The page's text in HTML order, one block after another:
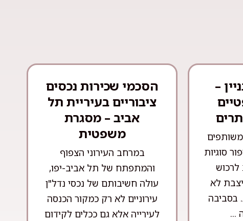
–
משותפים
סוגיות
לרכוש
לא
בסביבה
...
הסכמי שכירות נכסים
ציבוריים בעיריית תל
אביב – מסגרת
משפטית
במרחב העירוני הצפוף
והמתפתח של תל אביב-יפו,
עולה חשיבותם של נכסי נדל"ן
עירוניים לא רק כמקור הכנסה
לעירייה אלא גם ככלים לקידום